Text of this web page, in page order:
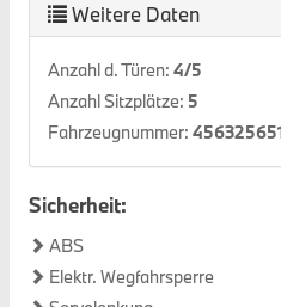
Weitere Daten
Anzahl d. Türen: 4/5
Anzahl Sitzplätze: 5
Fahrzeugnummer:
Sicherheit:
ABS
Elektr. Wegfahrsperre